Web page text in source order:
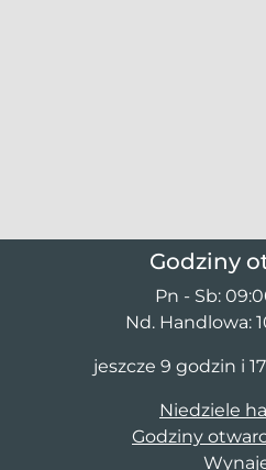
Godziny
Pn - Sb:
Nd. Handlowa:
jeszcze 9 godzin i
Niedziele
Godziny